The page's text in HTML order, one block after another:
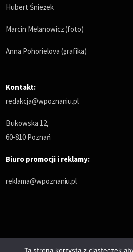
Hubert Śnieżek
Marcin Melanowicz (foto)
Anna Pohorielova (grafika)
Kontakt:
redakcja@wpoznaniu.pl
Bukowska 12,
60-810 Poznań
Biuro promocji i reklamy:
reklama@wpoznaniu.pl
Ta strona korzysta z ciasteczek